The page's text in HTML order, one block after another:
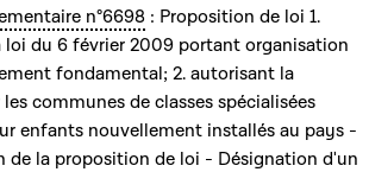
n°6698 : Proposition de loi 1.
du 6 février 2009 portant organisation
fondamental; 2. autorisant la
communes de classes spécialisées
enfants nouvellement installés au pays -
de la proposition de loi - Désignation d'un